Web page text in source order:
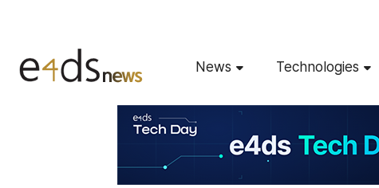
News Technologies